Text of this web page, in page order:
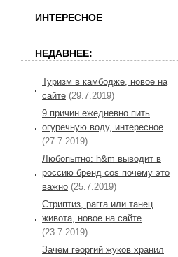
ИНТЕРЕСНОЕ
НЕДАВНЕЕ:
Туризм в камбодже, новое на
сайте (29.7.2019)
9 причин ежедневно пить
огуречную воду, интересное
(27.7.2019)
Любопытно: h&m выводит в
россию бренд cos почему это
важно (25.7.2019)
Стриптиз, рагга или танец
живота, новое на сайте
(23.7.2019)
Зачем георгий жуков хранил